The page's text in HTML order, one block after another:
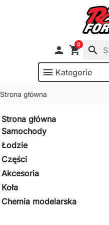
 shopping_cart
0
search
menu Kategorie
Strona główna
Strona główna
Samochody
Łodzie
Części
Akcesoria
Koła
Chemia modelarska